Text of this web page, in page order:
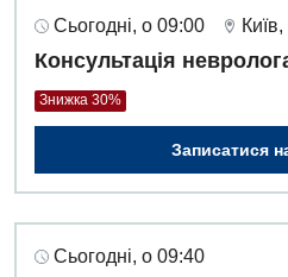
Сьогодні, о 09:00
Консультація
Знижка 30%
Записатися
Сьогодні, о 09:40